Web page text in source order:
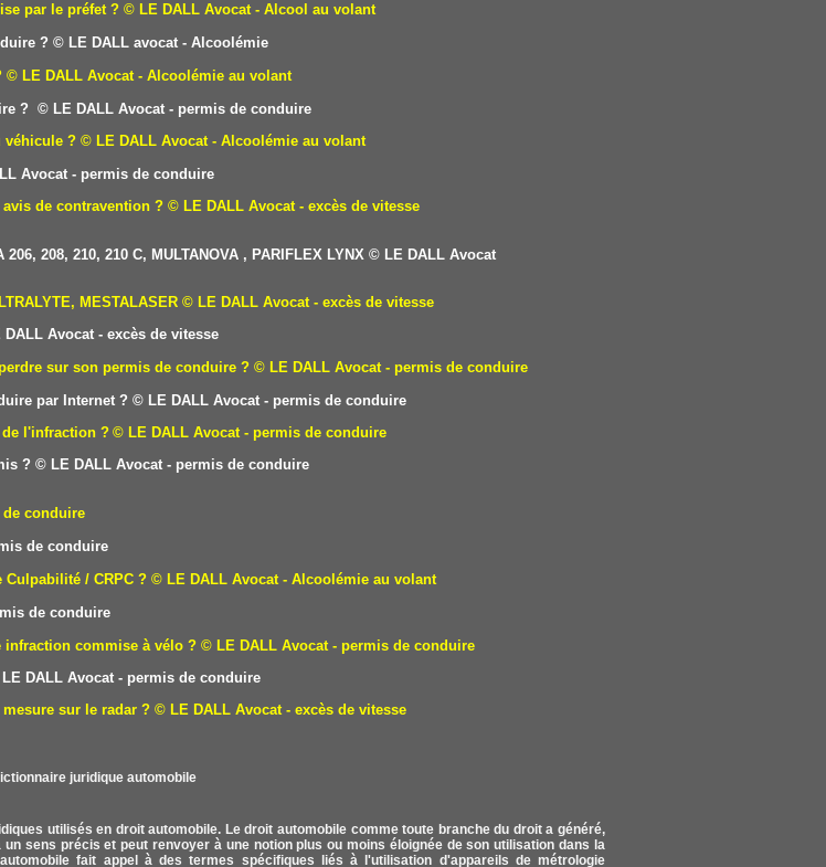
par le préfet ? © LE DALL Avocat - Alcool au volant
? © LE DALL avocat - Alcoolémie
© LE DALL Avocat - Alcoolémie au volant
?
© LE DALL Avocat - permis de conduire
véhicule ? © LE DALL Avocat - Alcoolémie au volant
Avocat - permis de conduire
de contravention ? © LE DALL Avocat - excès de vitesse
208, 210, 210 C, MULTANOVA , PARIFLEX LYNX © LE DALL Avocat
MESTALASER © LE DALL Avocat - excès de vitesse
Avocat - excès de vitesse
sur son permis de conduire ? © LE DALL Avocat - permis de conduire
par Internet ? © LE DALL Avocat - permis de conduire
de l'infraction ? © LE DALL Avocat - permis de conduire
? © LE DALL Avocat - permis de conduire
conduire
de conduire
Culpabilité / CRPC ? © LE DALL Avocat - Alcoolémie au volant
de conduire
commise à vélo ? © LE DALL Avocat - permis de conduire
DALL Avocat - permis de conduire
sur le radar ? © LE DALL Avocat - excès de vitesse
utilisés en droit automobile. Le droit automobile comme toute branche du droit a généré,
sens précis et peut renvoyer à une notion plus ou moins éloignée de son utilisation dans la
fait appel à des termes spécifiques liés à l'utilisation d'appareils de métrologie